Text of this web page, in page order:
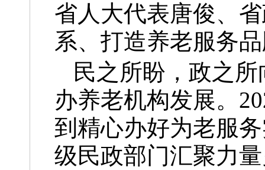
省人大代表唐俊、
系、打造养老服务
民之所盼，政之
办养老机构发展。
到精心办好为老服
级民政部门汇聚力